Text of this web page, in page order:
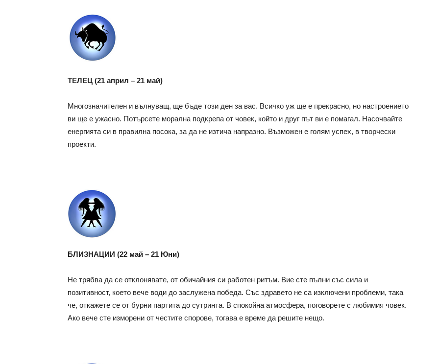
ТЕЛЕЦ (21 април – 21 май)
Многозначителен и вълнуващ, ще бъде този ден за вас. Всичко уж ще е прекрасно, но настроението
ви ще е ужасно. Потърсете морална подкрепа от човек, който и друг път ви е помагал. Насочвайте
енергията си в правилна посока, за да не изтича напразно. Възможен е голям успех, в творчески
проекти.
БЛИЗНАЦИИ (22 май – 21 Юни)
Не трябва да се отклонявате, от обичайния си работен ритъм. Вие сте пълни със сила и
позитивност, което вече води до заслужена победа. Със здравето не са изключени проблеми, така
че, откажете се от бурни партита до сутринта. В спокойна атмосфера, поговорете с любимия човек.
Ако вече сте изморени от честите спорове, тогава е време да решите нещо.